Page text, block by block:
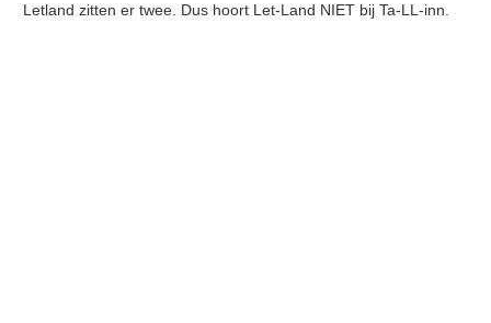
Letland zitten er twee. Dus hoort Let-Land NIET bij Ta-LL-inn.